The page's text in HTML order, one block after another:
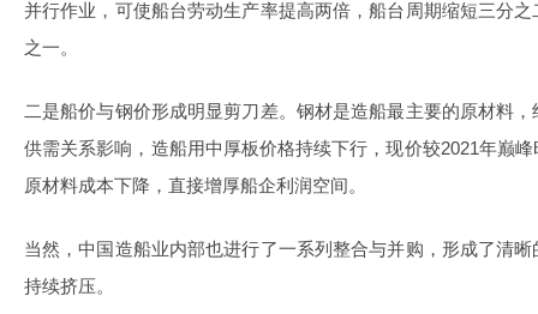
并行作业，可使船台劳动生产率提高两倍，船台周期缩短三分
之一。
二是船价与钢价形成明显剪刀差。钢材是造船最主要的原材料
供需关系影响，造船用中厚板价格持续下行，现价较2021年巅
原材料成本下降，直接增厚船企利润空间。
当然，中国造船业内部也进行了一系列整合与并购，形成了清
持续挤压。